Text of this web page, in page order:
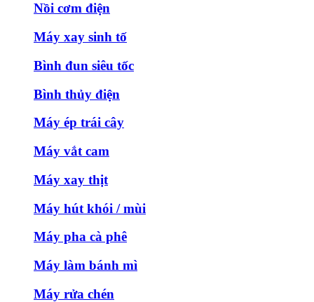
Nồi cơm điện
Máy xay sinh tố
Bình đun siêu tốc
Bình thủy điện
Máy ép trái cây
Máy vắt cam
Máy xay thịt
Máy hút khói / mùi
Máy pha cà phê
Máy làm bánh mì
Máy rửa chén